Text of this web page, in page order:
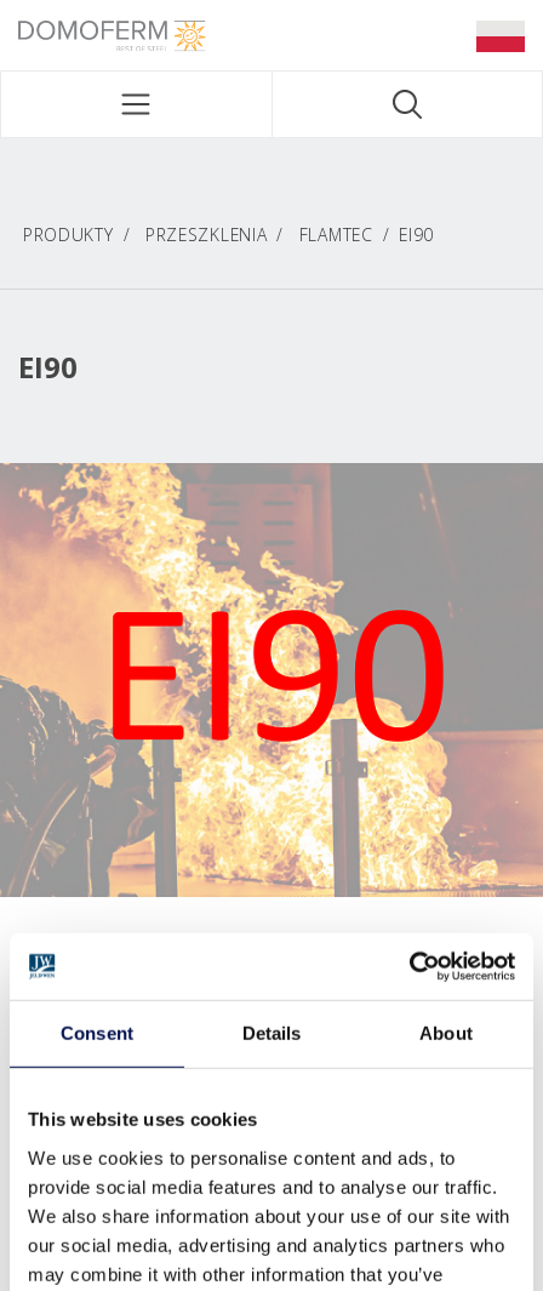
Consent Details About
This website uses cookies
We use cookies to personalise content and ads, to
provide social media features and to analyse our traffic.
We also share information about your use of our site with
our social media, advertising and analytics partners who
may combine it with other information that you’ve
DOMOFERM NAVIGATION
PRODUKTY PRZESZKLENIA FLAMTEC EI90
EI90
Przeszklenia FlamTec® EI90 składają się ze stalowych
ościeżnic, w których umieszcza się specjalne szyby – w
przypadku pożaru skutecznie zapobiegają rozprzestrzenianiu
się ognia, dymu i promieniowania cieplnego przez co najmniej
wzrosnąć tylko nieznacznie. Szyby FlamTec® EI90 zapewniają
zatem doskonałą ochronę na drogach ewakuacyjnych i
ratunkowych. Utrzymanie ich w stanie wolnym od ognia i
dymu jest podstawą każdej koncepcji ochrony
przeciwpożarowej.